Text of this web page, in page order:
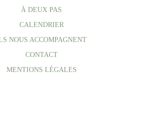
À DEUX PAS
CALENDRIER
NOUS ACCOMPAGNENT
CONTACT
MENTIONS LÉGALES